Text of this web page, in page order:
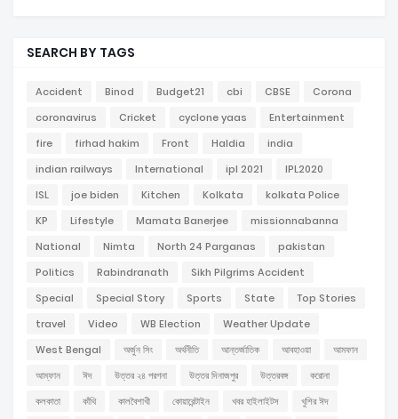
SEARCH BY TAGS
Accident Binod Budget21 cbi CBSE
Corona
coronavirus
Cricket cyclone yaas
Entertainment
fire
firhad hakim Front Haldia
india
indian railways
International ipl 2021
IPL2020
ISL
joe biden Kitchen Kolkata
kolkata Police
KP
Lifestyle Mamata Banerjee
missionnabanna
National
Nimta North 24 Parganas
pakistan
Politics
Rabindranath
Sikh Pilgrims Accident
Special
Special Story Sports State
Top Stories
travel
Video WB Election
Weather Update
West Bengal
অর্জুন সিং অর্থনীতি আন্তর্জাতিক আবহাওয়া
আমফান
আম্ফান
ঈদ উত্তর ২৪ পরগনা উত্তর দিনাজপুর উত্তরবঙ্গ
করোনা
কলকাতা
কাঁথি কালবৈশাখী কোয়ারেন্টাইন খবর হাইলাইটস
খুশির ঈদ